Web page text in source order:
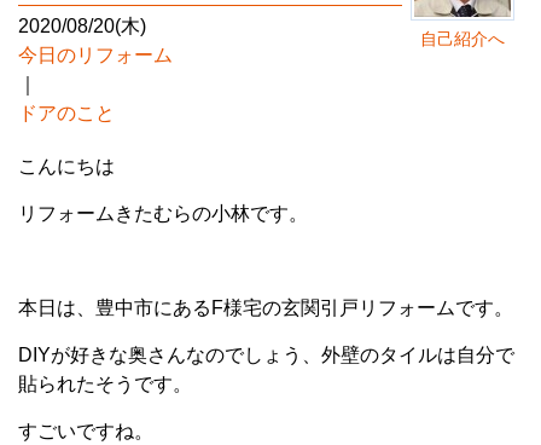
自己紹介へ
2020/08/20(木)
今日のリフォーム
ドアのこと
こんにちは
リフォームきたむらの小林です。
本日は、豊中市にあるF様宅の玄関引戸リフォームです。
DIYが好きな奥さんなのでしょう、外壁のタイルは自分で
貼られたそうです。
すごいですね。